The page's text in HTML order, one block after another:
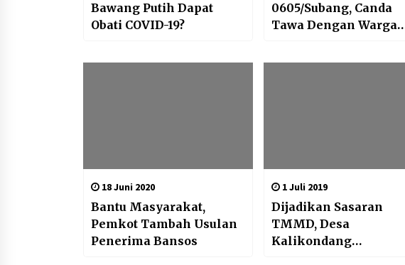
Bawang Putih Dapat
Obati COVID-19?
0605/Subang, Canda
Tawa Dengan Warga
18 Juni 2020
Bantu Masyarakat,
Pemkot Tambah Usulan
Penerima Bansos
1 Juli 2019
Dijadikan Sasaran
TMMD, Desa
Kalikondang